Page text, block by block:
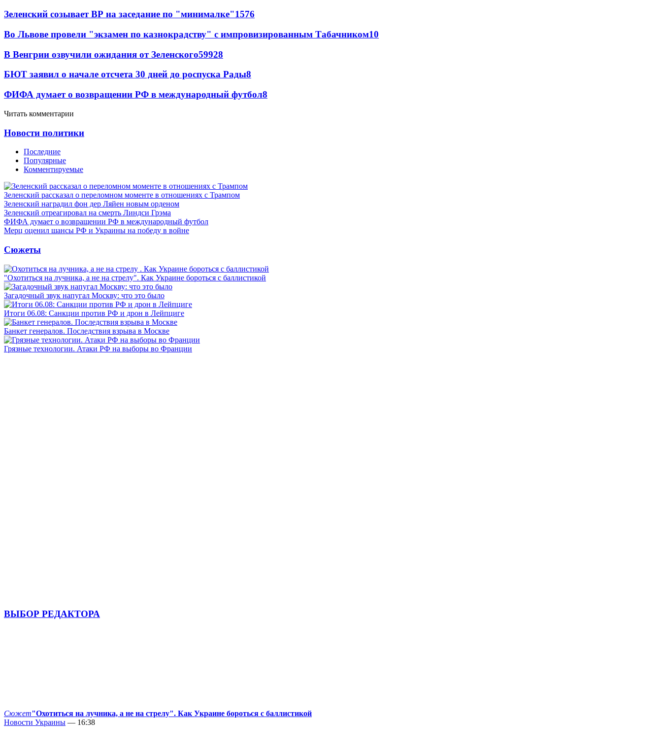
Зеленский созывает ВР на заседание по "минималке"1576
Во Львове провели "экзамен по казнокрадству" с импровизированным Табачником10
В Венгрии озвучили ожидания от Зеленского59928
БЮТ заявил о начале отсчета 30 дней до роспуска Рады8
ФИФА думает о возвращении РФ в международный футбол8
Читать комментарии
Новости политики
Последние
Популярные
Комментируемые
Зеленский рассказал о переломном моменте в отношениях с Трампом
Зеленский наградил фон дер Ляйен новым орденом
Зеленский отреагировал на смерть Линдси Грэма
ФИФА думает о возвращении РФ в международный футбол
Мерц оценил шансы РФ и Украины на победу в войне
Сюжеты
"Охотиться на лучника, а не на стрелу". Как Украине бороться с баллистикой
Загадочный звук напугал Москву: что это было
Итоги 06.08: Санкции против РФ и дрон в Лейпциге
Банкет генералов. Последствия взрыва в Москве
Грязные технологии. Атаки РФ на выборы во Франции
ВЫБОР РЕДАКТОРА
Сюжет"Охотиться на лучника, а не на стрелу". Как Украине бороться с баллистикой
Новости Украины — 16:38